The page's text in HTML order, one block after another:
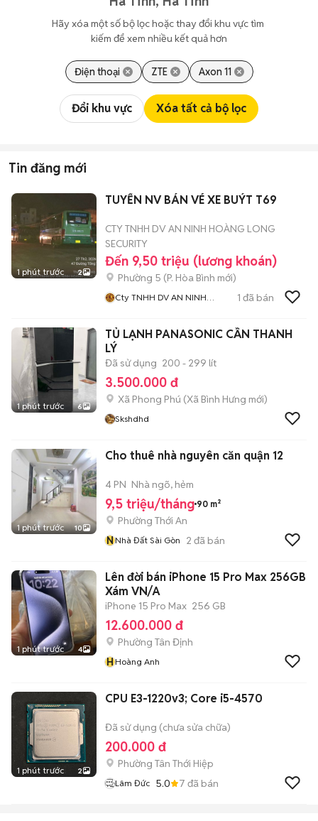
Hãy xóa một số bộ lọc hoặc thay đổi khu vực tìm
kiếm để xem nhiều kết quả hơn
Điện thoại ZTE Axon 11
Đổi khu vực Xóa tất cả bộ lọc
Tin đăng mới
1 phút trước 2
TUYỂN NV BÁN VÉ XE BUÝT T69
CTY TNHH DV AN NINH HOÀNG LONG
SECURITY
Đến 9,50 triệu (lương khoán)
Phường 5 (P. Hòa Bình mới)
Cty TNHH DV AN NINH
1 đã bán
1 phút trước 6
TỦ LẠNH PANASONIC CẦN THANH
LÝ
Đã sử dụng 200 - 299 lít
3.500.000 đ
Xã Phong Phú (Xã Bình Hưng mới)
Skshdhd
1 phút trước 10
Cho thuê nhà nguyên căn quận 12
4 PN Nhà ngõ, hẻm
9,5 triệu/tháng 90 m²
Phường Thới An
NNhà Đất Sài Gòn 2 đã bán
1 phút trước 4
Lên đời bán iPhone 15 Pro Max 256GB
Xám VN/A
iPhone 15 Pro Max 256 GB
12.600.000 đ
Phường Tân Định
HHoàng Anh
1 phút trước 2
CPU E3-1220v3; Core i5-4570
Đã sử dụng (chưa sửa chữa)
200.000 đ
Phường Tân Thới Hiệp
Lâm Đức 5.0 7 đã bán